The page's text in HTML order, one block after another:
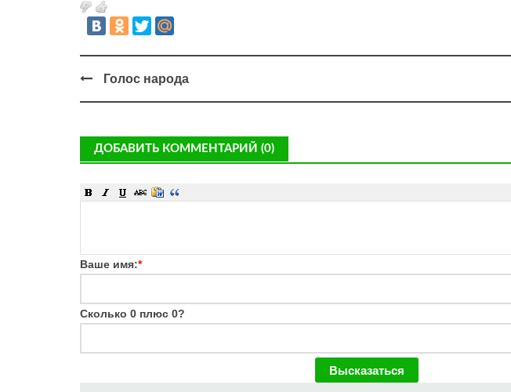
Голос народа
ДОБАВИТЬ КОММЕНТАРИЙ (0)
Ваше имя:*
Сколько 0 плюс 0?